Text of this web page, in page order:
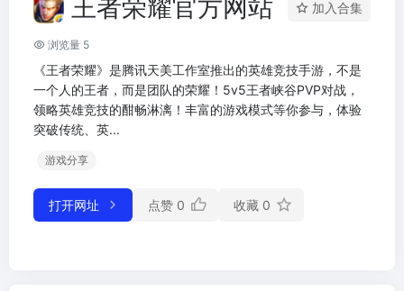
王者荣耀官方网站 加入合集
浏览量 5
《王者荣耀》是腾讯天美工作室推出的英雄竞技手游，不是
一个人的王者，而是团队的荣耀！5v5王者峡谷PVP对战，
领略英雄竞技的酣畅淋漓！丰富的游戏模式等你参与，体验
突破传统、英...
游戏分享
打开网址 点赞 0 收藏 0